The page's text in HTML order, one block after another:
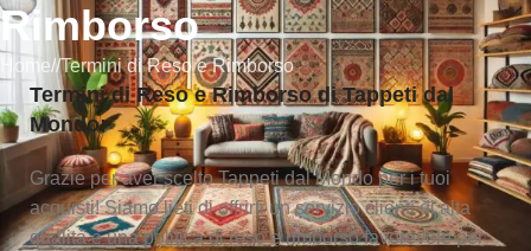
Rimborso
Home/ Termini di Reso e Rimborso
Termini di Reso e Rimborso di Tappeti dal
Mondo:
Grazie per aver scelto Tappeti dal Mondo per i tuoi
acquisti! Siamo lieti di offrirti un servizio clienti di alta
qualità e una politica di reso e rimborso favorevole per